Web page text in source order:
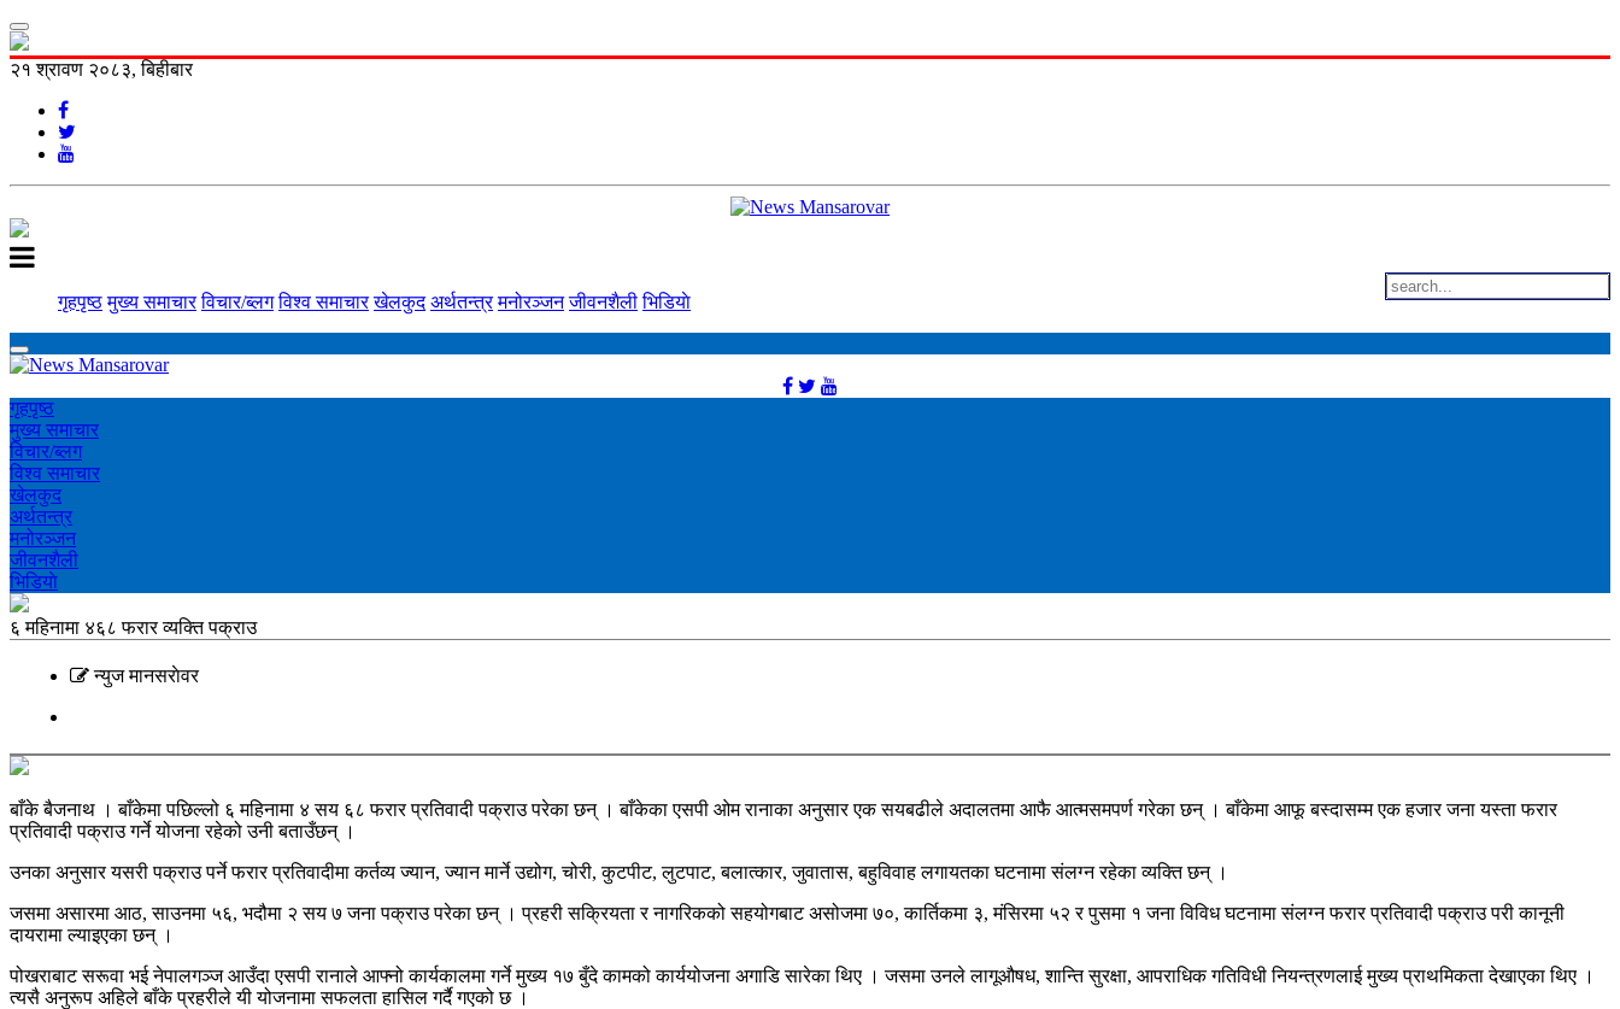
२१ श्रावण २०८३, बिहीबार
गृहपृष्ठ मुख्य समाचार विचार/ब्लग विश्व समाचार खेलकुद अर्थतन्त्र मनोरञ्‍जन जीवनशैली भिडियाे
गृहपृष्ठ
मुख्य समाचार
विचार/ब्लग
विश्व समाचार
खेलकुद
अर्थतन्त्र
मनोरञ्‍जन
जीवनशैली
भिडियाे
६ महिनामा ४६८ फरार व्यक्ति पक्राउ
न्युज मानसराेवर
बाँके बैजनाथ । बाँकेमा पछिल्लो ६ महिनामा ४ सय ६८ फरार प्रतिवादी पक्राउ परेका छन् । बाँकेका एसपी ओम रानाका अनुसार एक सयबढीले अदालतमा आफै आत्मसमपर्ण गरेका छन् । बाँकेमा आफू बस्दासम्म एक हजार जना यस्ता फरार
प्रतिवादी पक्राउ गर्ने योजना रहेको उनी बताउँछन् ।
उनका अनुसार यसरी पक्राउ पर्ने फरार प्रतिवादीमा कर्तव्य ज्यान, ज्यान मार्ने उद्योग, चोरी, कुटपीट, लुटपाट, बलात्कार, जुवातास, बहुविवाह लगायतका घटनामा संलग्न रहेका व्यक्ति छन् ।
जसमा असारमा आठ, साउनमा ५६, भदौमा २ सय ७ जना पक्राउ परेका छन् । प्रहरी सक्रियता र नागरिकको सहयोगबाट असोजमा ७०, कार्तिकमा ३, मंसिरमा ५२ र पुसमा १ जना विविध घटनामा संलग्न फरार प्रतिवादी पक्राउ परी कानूनी
दायरामा ल्याइएका छन् ।
पोखराबाट सरूवा भई नेपालगञ्ज आउँदा एसपी रानाले आफ्नो कार्यकालमा गर्ने मुख्य १७ बुँदे कामको कार्ययोजना अगाडि सारेका थिए । जसमा उनले लागूऔषध, शान्ति सुरक्षा, आपराधिक गतिविधी नियन्त्रणलाई मुख्य प्राथमिकता देखाएका थिए ।
त्यसै अनुरूप अहिले बाँके प्रहरीले यी योजनामा सफलता हासिल गर्दै गएको छ ।